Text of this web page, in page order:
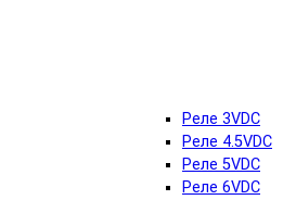
Реле 3VDC
Реле 4.5VDC
Реле 5VDC
Реле 6VDC